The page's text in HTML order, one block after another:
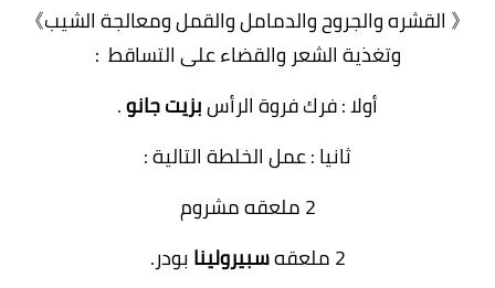
《 القشره والجروح والدمامل والقمل ومعالجة الشيب》
وتغذية الشعر والقضاء على التساقط :
أولا : فرك فروة الرأسبزيت جانو.
ثانيا : عمل الخلطة التالية :
2 ملعقه مشروم
2 ملعقه
سبيرولينا بودر.